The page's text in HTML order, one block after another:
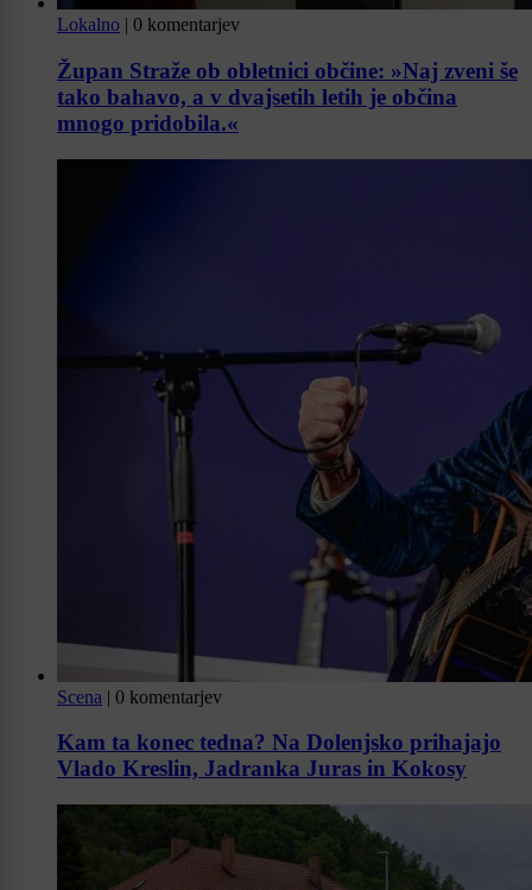
Lokalno | 0 komentarjev
Župan Straže ob obletnici občine: »Naj zveni še
tako bahavo, a v dvajsetih letih je občina
mnogo pridobila.«
Scena | 0 komentarjev
Kam ta konec tedna? Na Dolenjsko prihajajo
Vlado Kreslin, Jadranka Juras in Kokosy